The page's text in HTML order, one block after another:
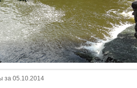
за 05.10.2014